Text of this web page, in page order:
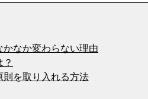
なか変わらない理由
を取り入れる方法